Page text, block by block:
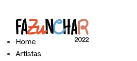
Home
Artistas